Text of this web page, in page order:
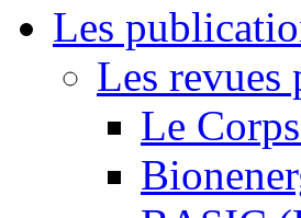
Les
Les revues
Le